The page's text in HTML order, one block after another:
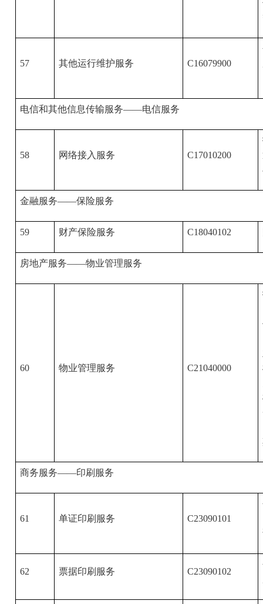
57 其他运行维护服务 C16079900
电信和其他信息传输服务——电信服务
58 网络接入服务 C17010200
金融服务——保险服务
59 财产保险服务 C18040102
房地产服务——物业管理服务
60 物业管理服务 C21040000
商务服务——印刷服务
61 单证印刷服务 C23090101
62 票据印刷服务 C23090102